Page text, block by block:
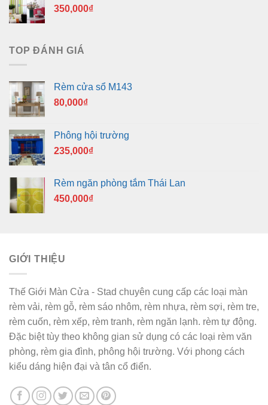
350,000₫
TOP ĐÁNH GIÁ
Rèm cửa sổ M143
80,000₫
Phông hội trường
235,000₫
Rèm ngăn phòng tắm Thái Lan
450,000₫
GIỚI THIỆU
Thế Giới Màn Cửa - Stad chuyên cung cấp các loại màn
rèm vải, rèm gỗ, rèm sáo nhôm, rèm nhựa, rèm sợi, rèm tre,
rèm cuốn, rèm xếp, rèm tranh, rèm ngăn lạnh. rèm tự động.
Đặc biệt tùy theo không gian sử dụng có các loại rèm văn
phòng, rèm gia đình, phông hội trường. Với phong cách
kiểu dáng hiện đại và tân cổ điển.